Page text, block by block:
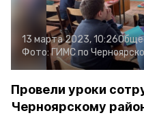
13 марта 2023, 10:26
Фото:ГИМС по
Провели уроки
Черноярскому